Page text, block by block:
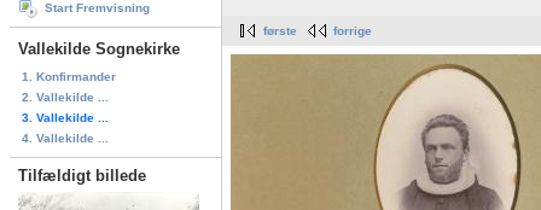
Start Fremvisning
Vallekilde Sognekirke
1. Konfirmander
2. Vallekilde ...
3. Vallekilde ...
4. Vallekilde ...
Tilfældigt billede
første forrige